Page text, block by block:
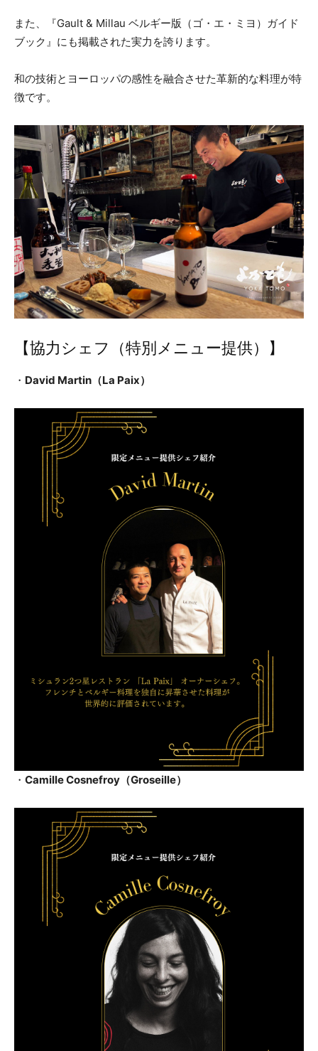
また、『Gault & Millau ベルギー版（ゴ・エ・ミヨ）ガイド
ブック』にも掲載された実力を誇ります。
和の技術とヨーロッパの感性を融合させた革新的な料理が特
徴です。
【協力シェフ（特別メニュー提供）】
・ David Martin（La Paix）
・ Camille Cosnefroy（Groseille）